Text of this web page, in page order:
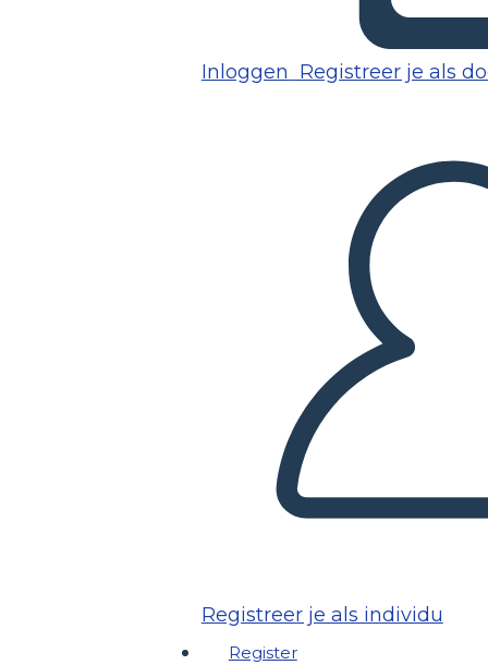
Inloggen Registreer je als
Registreer je als individu
Register